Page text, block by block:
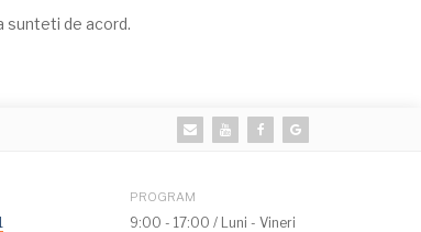
sunteti de acord.
PROGRAM
9:00 - 17:00 / Luni - Vineri